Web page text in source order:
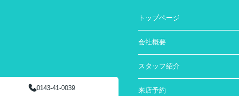
0143-41-0039
トップページ
会社概要
スタッフ紹介
来店予約